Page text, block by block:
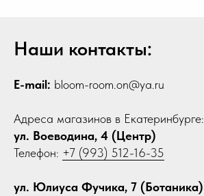
Наши контакты:
E-mail: bloom-room.on@ya.ru
Адреса магазинов в Екатеринбурге:
ул. Воеводина, 4 (Центр)
Телефон: +7 (993) 512-16-35
ул. Юлиуса Фучика, 7 (Ботаника)